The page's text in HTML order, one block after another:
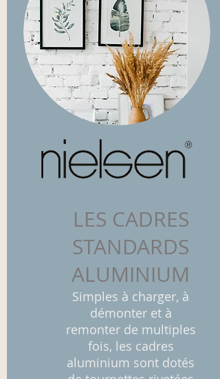
LES CADRES
STANDARDS
ALUMINIUM
Simples à charger, à
démonter et à
remonter de multiples
fois, les cadres
aluminium sont dotés